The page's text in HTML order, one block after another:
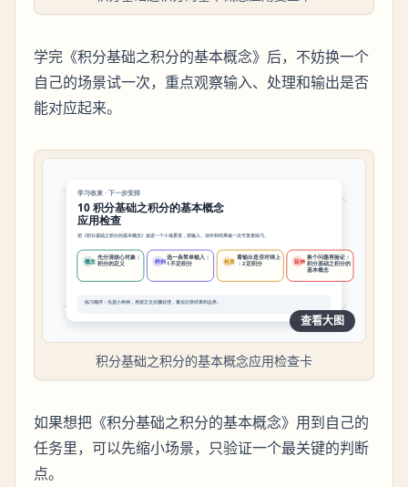
学完《积分基础之积分的基本概念》后，不妨换一个
自己的场景试一次，重点观察输入、处理和输出是否
能对应起来。
查看大图
积分基础之积分的基本概念应用检查卡
如果想把《积分基础之积分的基本概念》用到自己的
任务里，可以先缩小场景，只验证一个最关键的判断
点。